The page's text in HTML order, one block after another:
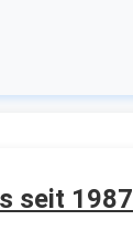
seit 1987